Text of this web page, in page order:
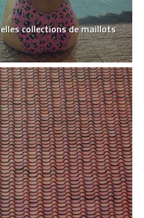
collections de maillots